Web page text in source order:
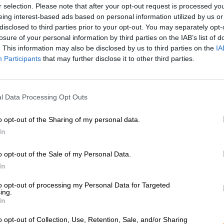
selection. Please note that after your opt-out request is processed
interest-based ads based on personal information utilized by us
to third parties prior to your opt-out. You may separately
of your personal information by third parties on the IAB’s list of
This information may also be disclosed by us to third parties on the
Participants that may further disclose it to other third parties.
Data Processing Opt Outs
opt-out of the Sharing of my personal data.
opt-out of the Sale of my Personal Data.
opt-out of processing my Personal Data for Targeted
opt-out of Collection, Use, Retention, Sale, and/or Sharing
* Hinnat sisältävät lakisääteisen arvonlisäveron. PlusLaivaus
* Hinnat sisältävät valmisteveron
* Hinnat sisältävät pakkausmaksun
Kuvaus Info Arvion perusteella(0)
Kun kuukauden 13. päivä osuu perjantaiksi, se ei voi
positiivista. Yleisesti sanottuna tällaiset päivät
perjantai tulee lokakuussa, Halloween-kuukaudessa,
avaimen, kukkaruukku putoaa parvekkeelta pomon
luovuttavat yhtä aikaa, astut uusilla valkoisilla
tarkalleen milloin Jos jätit lompakkosi ja lipun kotiin –
Panimo, jossa kaikki on mahdollista, on Hertl-panimo
David Hertl on tunnettu siitä, että mikään ei ole
epätavallisilla olutluomuksilla, jotka sisältävät
teoksensa julkaistiin juuri Halloweenin aikaan ja tuo
Kurpitsaolut on nimetty harjoittelija Marvinin mukaan
kolmesta eri mallaslajista ja hienoimmasta kurpitsasta